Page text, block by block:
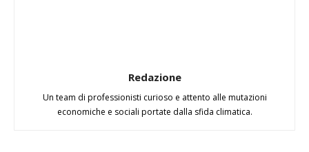
Redazione
Un team di professionisti curioso e attento alle mutazioni
economiche e sociali portate dalla sfida climatica.